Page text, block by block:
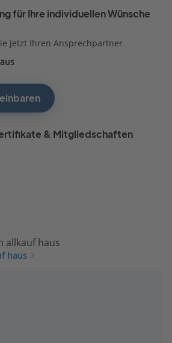
für Ihre individuellen Wünsche
jetzt Ihren Ansprechpartner
& Mitgliedschaften
allkauf haus
haus